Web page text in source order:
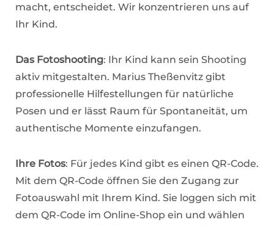
macht, entscheidet. Wir konzentrieren uns auf
Ihr Kind.
Das Fotoshooting: Ihr Kind kann sein Shooting
aktiv mitgestalten. Marius Theßenvitz gibt
professionelle Hilfestellungen für natürliche
Posen und er lässt Raum für Spontaneität, um
authentische Momente einzufangen.
Ihre Fotos: Für jedes Kind gibt es einen QR-Code.
Mit dem QR-Code öffnen Sie den Zugang zur
Fotoauswahl mit Ihrem Kind. Sie loggen sich mit
dem QR-Code im Online-Shop ein und wählen